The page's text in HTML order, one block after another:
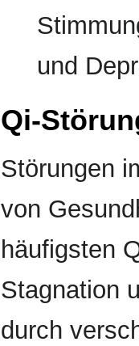
und
Qi-
Störungen
von
häufigsten
Stagnation
durch